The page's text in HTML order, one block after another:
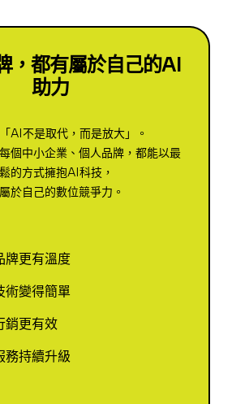
，都有屬於自己的AI
助力
AI不是取代，而是放大」。
個中小企業、個人品牌，都能以最
的方式擁抱AI科技，
於自己的數位競爭力。
牌更有溫度
術變得簡單
銷更有效
務持續升級